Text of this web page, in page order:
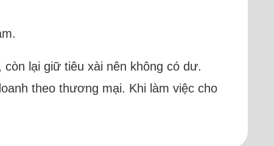
lại giữ tiêu xài nên không có dư.
theo thương mại. Khi làm việc cho